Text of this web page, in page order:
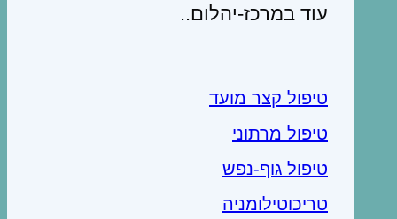
עוד במרכז-יהלום..
טיפול קצר מועד
טיפול מרתוני
טיפול גוף-נפש
טריכוטילומניה